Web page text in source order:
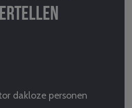
dakloze personen